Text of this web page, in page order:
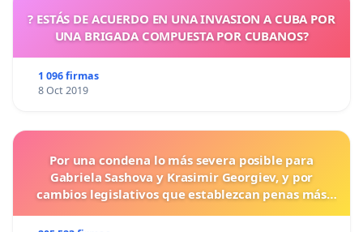
? ESTÁS DE ACUERDO EN UNA INVASION A CUBA POR
UNA BRIGADA COMPUESTA POR CUBANOS?
1 096 firmas
8 Oct 2019
Por una condena lo más severa posible para
Gabriela Sashova y Krasimir Georgiev, y por
cambios legislativos que establezcan penas más